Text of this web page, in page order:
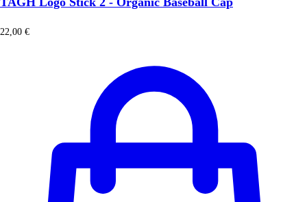
22,00 €